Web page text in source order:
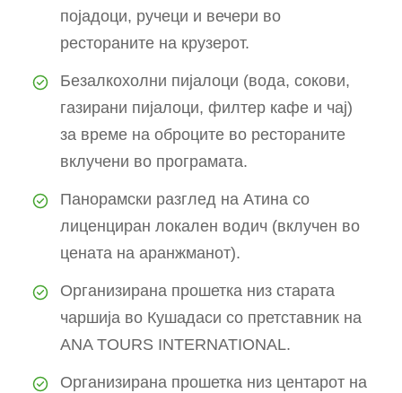
појадоци, ручеци и вечери во
рестораните на крузерот.
Безалкохолни пијалоци (вода, сокови,
газирани пијалоци, филтер кафе и чај)
за време на оброците во рестораните
вклучени во програмата.
Панорамски разглед на Атина со
лиценциран локален водич (вклучен во
цената на аранжманот).
Организирана прошетка низ старата
чаршија во Кушадаси со претставник на
ANA TOURS INTERNATIONAL.
Организирана прошетка низ центарот на